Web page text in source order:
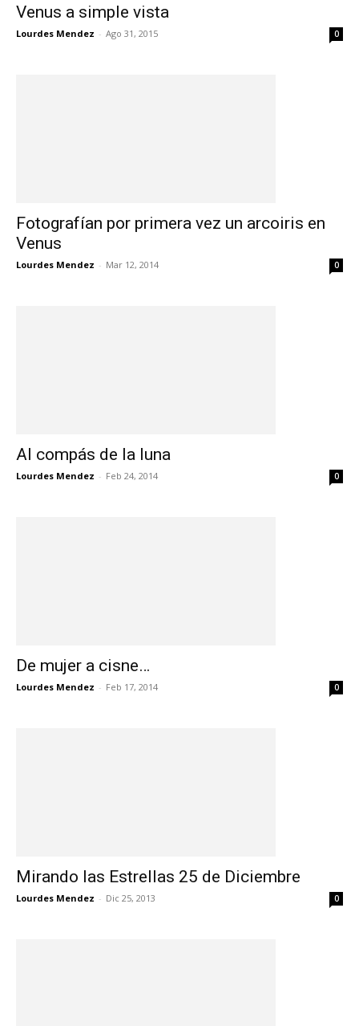
Venus a simple vista
Lourdes Mendez - Ago 31, 2015 0
Fotografían por primera vez un arcoiris en
Venus
Lourdes Mendez - Mar 12, 2014 0
Al compás de la luna
Lourdes Mendez - Feb 24, 2014 0
De mujer a cisne…
Lourdes Mendez - Feb 17, 2014 0
Mirando las Estrellas 25 de Diciembre
Lourdes Mendez - Dic 25, 2013 0